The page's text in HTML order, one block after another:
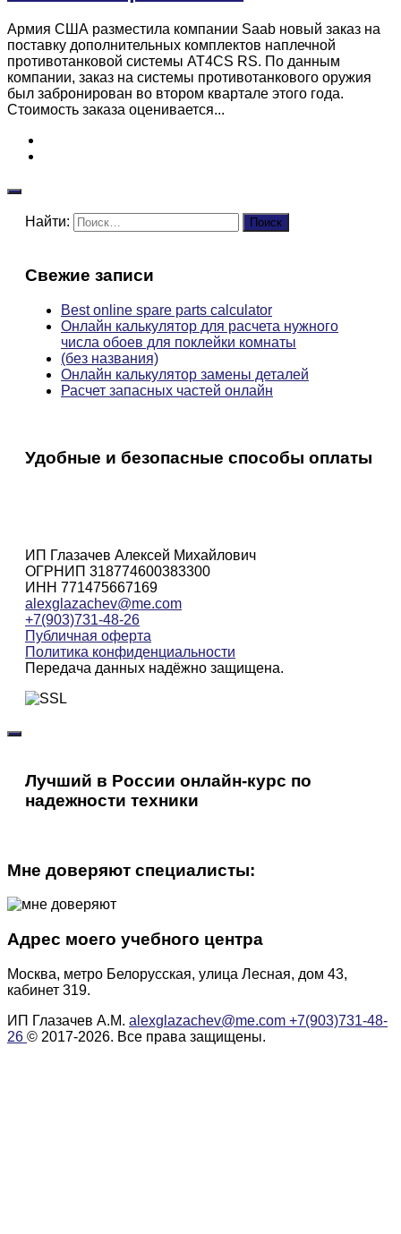
Армия США разместила компании Saab новый заказ на
поставку дополнительных комплектов наплечной
противотанковой системы AT4CS RS. По данным
компании, заказ на системы противотанкового оружия
был забронирован во втором квартале этого года.
Стоимость заказа оценивается...
Найти:
Свежие записи
Best online spare parts calculator
Онлайн калькулятор для расчета нужного
числа обоев для поклейки комнаты
(без названия)
Онлайн калькулятор замены деталей
Расчет запасных частей онлайн
Удобные и безопасные способы оплаты
ИП Глазачев Алексей Михайлович
ОГРНИП 318774600383300
ИНН 771475667169
alexglazachev@me.com
+7(903)731-48-26
Публичная оферта
Политика конфиденциальности
Передача данных надёжно защищена.
Лучший в России онлайн-курс по
надежности техники
Мне доверяют специалисты:
Адрес моего учебного центра
Москва, метро Белорусская, улица Лесная, дом 43,
кабинет 319.
ИП Глазачев А.М. alexglazachev@me.com +7(903)731-48-
26 © 2017-2026. Все права защищены.